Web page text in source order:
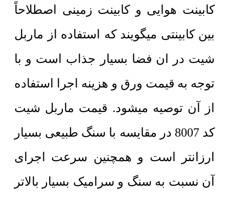
کابینت هوایی و کابینت زمینی اصطلاحاً
بین کابینتی میگویند که استفاده از ماربل
شیت در ان فضا بسیار جذاب است و با
توجه به قیمت ورق و هزینه اجرا استفاده
از آن توصیه میشود. قیمت ماربل شیت
کد 8007 در مقایسه با سنگ طبیعی بسیار
ارزانتر است و همچنین سرعت اجرای
آن نسبت به سنگ و سرامیک بسیار بالاتر